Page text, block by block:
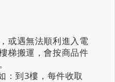
或遇無法順利進入電
梯搬運，會按商品件
：到3樓，每件收取